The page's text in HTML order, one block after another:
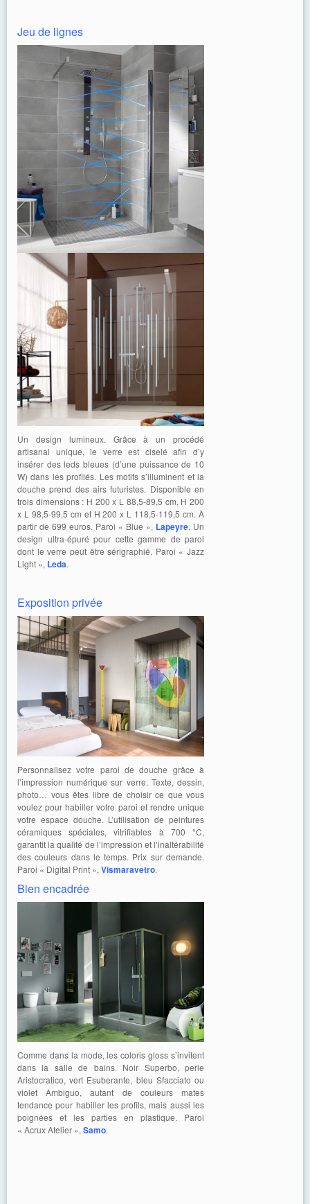
Jeu de lignes
Un design lumineux. Grâce à un procédé
artisanal unique, le verre est ciselé afin d’y
insérer des leds bleues (d’une puissance de 10
W) dans les profilés. Les motifs s’illuminent et la
douche prend des airs futuristes. Disponible en
trois dimensions : H 200 x L 88,5-89,5 cm, H 200
x L 98,5-99,5 cm et H 200 x L 118,5-119,5 cm. À
partir de 699 euros. Paroi « Blue », Lapeyre. Un
design ultra-épuré pour cette gamme de paroi
dont le verre peut être sérigraphié. Paroi « Jazz
Light », Leda.
Exposition privée
Personnalisez votre paroi de douche grâce à
l’impression numérique sur verre. Texte, dessin,
photo… vous êtes libre de choisir ce que vous
voulez pour habiller votre paroi et rendre unique
votre espace douche. L’utilisation de peintures
céramiques spéciales, vitrifiables à 700 °C,
garantit la qualité de l’impression et l’inaltérabilité
des couleurs dans le temps. Prix sur demande.
Paroi « Digital Print », Vismaravetro.
Bien encadrée
Comme dans la mode, les coloris gloss s’invitent
dans la salle de bains. Noir Superbo, perle
Aristocratico, vert Esuberante, bleu Sfacciato ou
violet Ambiguo, autant de couleurs mates
tendance pour habiller les profils, mais aussi les
poignées et les parties en plastique. Paroi
« Acrux Atelier », Samo.